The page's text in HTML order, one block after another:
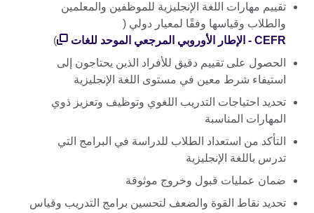
تقييم مهارات اللغة الإنجليزية للموظفين والمعلمين
والطلاب وقياسها وفقًا لمعيار دولي (
CEFR - الإطار الأوروبي المرجعي الموحد للغات
)
الحصول على تقييم دقيق للأفراد الذين يحتاجون إلى
استيفاء شرط معين في مستوى اللغة الإنجليزية
تحديد احتياجات التدريب اللغوي وتوظيف وتعزيز ذوي
المهارات المناسبة
التأكد من استعداد الطلاب للدراسة في البرامج التي
تدرس باللغة الإنجليزية
ضمان عمليات قبول وخروج موثوقة
تحديد نقاط القوة والضعف لتحسين برامج التدريب وقياس